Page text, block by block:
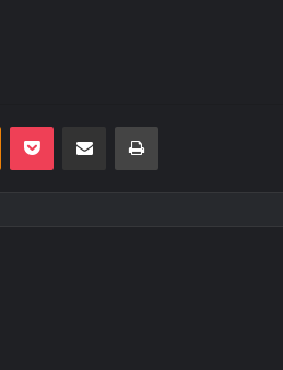
Odnoklassniki
Pocket E-Posta ile paylaş Yazdır